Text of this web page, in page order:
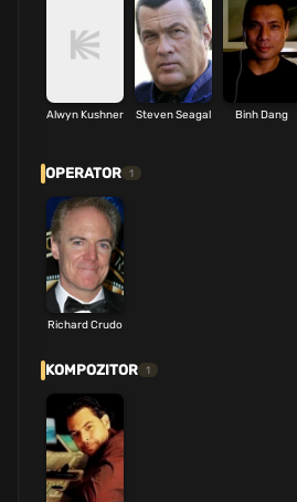
Alwyn Kushner Steven Seagal Binh Dang
OPERATOR 1
Richard Crudo
KOMPOZITOR 1